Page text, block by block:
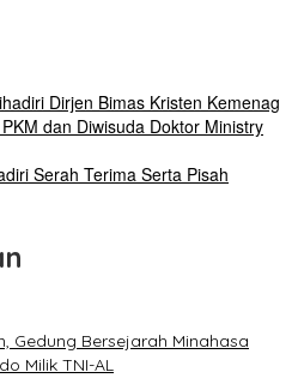
Dirjen Bimas Kristen Kemenag
dan Diwisuda Doktor Ministry
Serah Terima Serta Pisah
Gedung Bersejarah Minahasa
Milik TNI-AL